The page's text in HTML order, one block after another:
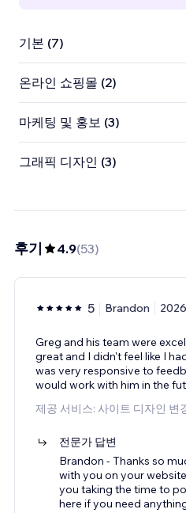
기본 (7)
온라인 쇼핑몰 (2)
마케팅 및 홍보 (3)
그래픽 디자인 (3)
후기 4.9(53)
5 Brandon
Greg and his team were
great and I didn't feel like I
was very responsive to
would work with him in the
제공 서비스: 사이트 디자인 변
전문가 답변
Brandon - Thanks so
with you on your
you taking the time to
here if you need